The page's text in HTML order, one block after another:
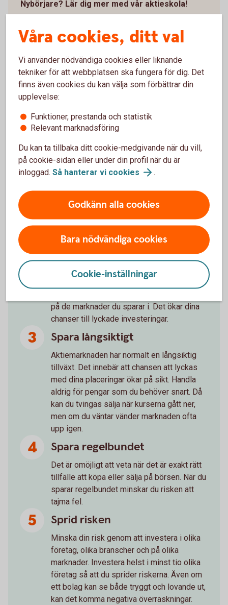
Nybörjare? Lär dig mer med vår aktieskola!
Hur fungerar aktier?
Hur kan du öka chansen att tjäna pengar på
aktier?
Med vår aktieskola blir det både roligare och enklare
att handla.
Swedbanksaktieskola
Aktiehandel – våra 5 bästa tips
Förstå vad du köper
Läs på om företaget du ska köpa aktier i
innan du bestämmer dig.
Följ företagen du har aktier i
på de marknader du sparar i. Det ökar dina
chanser till lyckade investeringar.
Spara långsiktigt
Aktiemarknaden har normalt en långsiktig
tillväxt. Det innebär att chansen att lyckas
med dina placeringar ökar på sikt. Handla
aldrig för pengar som du behöver snart. Då
kan du tvingas sälja när kurserna gått ner,
men om du väntar vänder marknaden ofta
upp igen.
Spara regelbundet
Det är omöjligt att veta när det är exakt rätt
tillfälle att köpa eller sälja på börsen. När du
sparar regelbundet minskar du risken att
tajma fel.
Sprid risken
Minska din risk genom att investera i olika
företag, olika branscher och på olika
marknader. Investera helst i minst tio olika
företag så att du sprider riskerna. Även om
ett bolag kan se både tryggt och lovande ut,
kan det komma negativa överraskningar.
Våra cookies, ditt val
Vi använder nödvändiga cookies eller liknande
tekniker för att webbplatsen ska fungera för dig. Det
finns även cookies du kan välja som förbättrar din
upplevelse:
Funktioner, prestanda och statistik
Relevant marknadsföring
Du kan ta tillbaka ditt cookie-medgivande när du vill,
på cookie-sidan eller under din profil när du är
inloggad. Så hanterar vi cookies .
Godkänn alla cookies
Bara nödvändiga cookies
Cookie-inställningar